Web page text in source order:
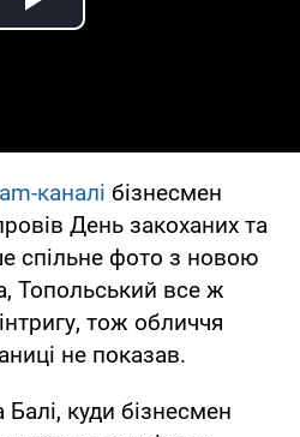
Play Video
каналі бізнесмен
День закоханих та
спільне фото з новою
Топольський все ж
тож обличчя
не показав.
куди бізнесмен